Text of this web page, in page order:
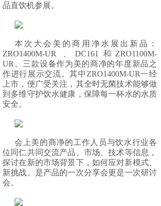
品直饮机参展。
本次大会美的商用净水展出新品：
ZRO1400M-UR 、DC161和ZRO1100M-
UR。三款设备作为美的商净的年度新品之
作进行展示交流。其中ZRO1400M-UR一经
上市，便广受关注，其全时无菌技术能够做
到多维守护饮水健康，保障每一杯水的水质
安全。
会上美的商净的工作人员与饮水行业各
位同仁共同交流产品、市场、技术等信息，
探讨在新的市场背景下，如何应对新模式、
新挑战。是产品的一次分享会更是一次研讨
会。